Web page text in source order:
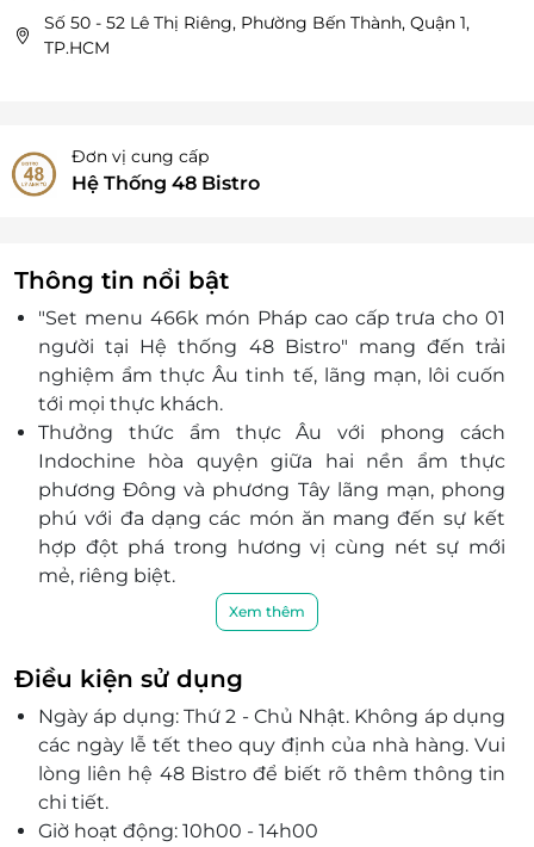
Số 50 - 52 Lê Thị Riêng, Phường Bến Thành, Quận 1,
TP.HCM
Đơn vị cung cấp
Hệ Thống 48 Bistro
Thông tin nổi bật
"Set menu 466k món Pháp cao cấp trưa cho 01
người tại Hệ thống 48 Bistro" mang đến trải
nghiệm ẩm thực Âu tinh tế, lãng mạn, lôi cuốn
tới mọi thực khách.
Thưởng thức ẩm thực Âu với phong cách
Indochine hòa quyện giữa hai nền ẩm thực
phương Đông và phương Tây lãng mạn, phong
phú với đa dạng các món ăn mang đến sự kết
hợp đột phá trong hương vị cùng nét sự mới
mẻ, riêng biệt.
Bạn sẽ có cơ hội lựa chọn 1 trong 2 menu với các
món ăn ấn tượng, hấp dẫn từ món khai vị đến
món chính cùng các món tráng miệng ngon
miệng mang đến bữa tiệc đầy thơm ngon, bổ
dưỡng.
Nguyên liệu được lựa chọn khắt khe, tươi mới từ
những nhà cung cấp uy tín, chất lượng được chế
biến qua bàn tay của đội ngũ đầu bếp tài hoa
mang đến trải nghiệm ẩm thực lôi cuốn tới mọi
Xem thêm
Điều kiện sử dụng
Ngày áp dụng: Thứ 2 - Chủ Nhật. Không áp dụng
các ngày lễ tết theo quy định của nhà hàng. Vui
lòng liên hệ 48 Bistro để biết rõ thêm thông tin
chi tiết.
Giờ hoạt động: 10h00 - 14h00